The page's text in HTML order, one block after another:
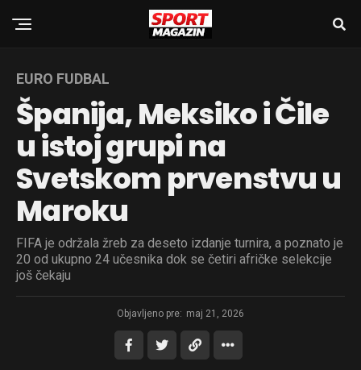
EURO FUDBAL
Španija, Meksiko i Čile
u istoj grupi na
Svetskom prvenstvu u
Maroku
FIFA je održala žreb za deseto izdanje turnira, a poznato je
20 od ukupno 24 učesnika dok se četiri afričke selekcije
još čekaju
Objavljeno pre: maj 21, 2026